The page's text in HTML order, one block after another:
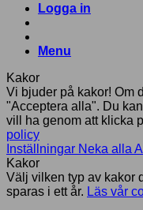
Logga in
Menu
Kakor
Vi bjuder på kakor! Om
"Acceptera alla". Du
vill ha genom att klicka
policy
Inställningar Neka alla
Kakor
Välj vilken typ av kakor
sparas i ett år. Läs vår